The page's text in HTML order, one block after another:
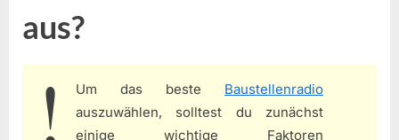
aus?
Um das beste Baustellenradio
auszuwählen, solltest du zunächst
einige wichtige Faktoren